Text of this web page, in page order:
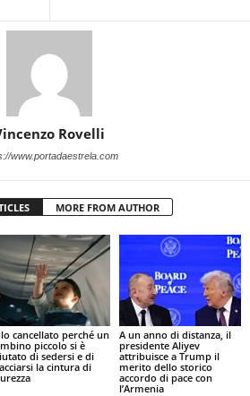
Rovelli
www.portadaestrela.com
MORE FROM AUTHOR
cancellato perché un
piccolo si è
di sedersi e di
la cintura di
A un anno di distanza, il
presidente Aliyev
attribuisce a Trump il
merito dello storico
accordo di pace con
l’Armenia